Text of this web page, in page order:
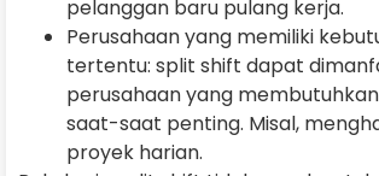
pelanggan baru pulang kerja.
Perusahaan yang memiliki
tertentu: split shift dapat
perusahaan yang
saat-saat penting. Misal,
proyek harian.